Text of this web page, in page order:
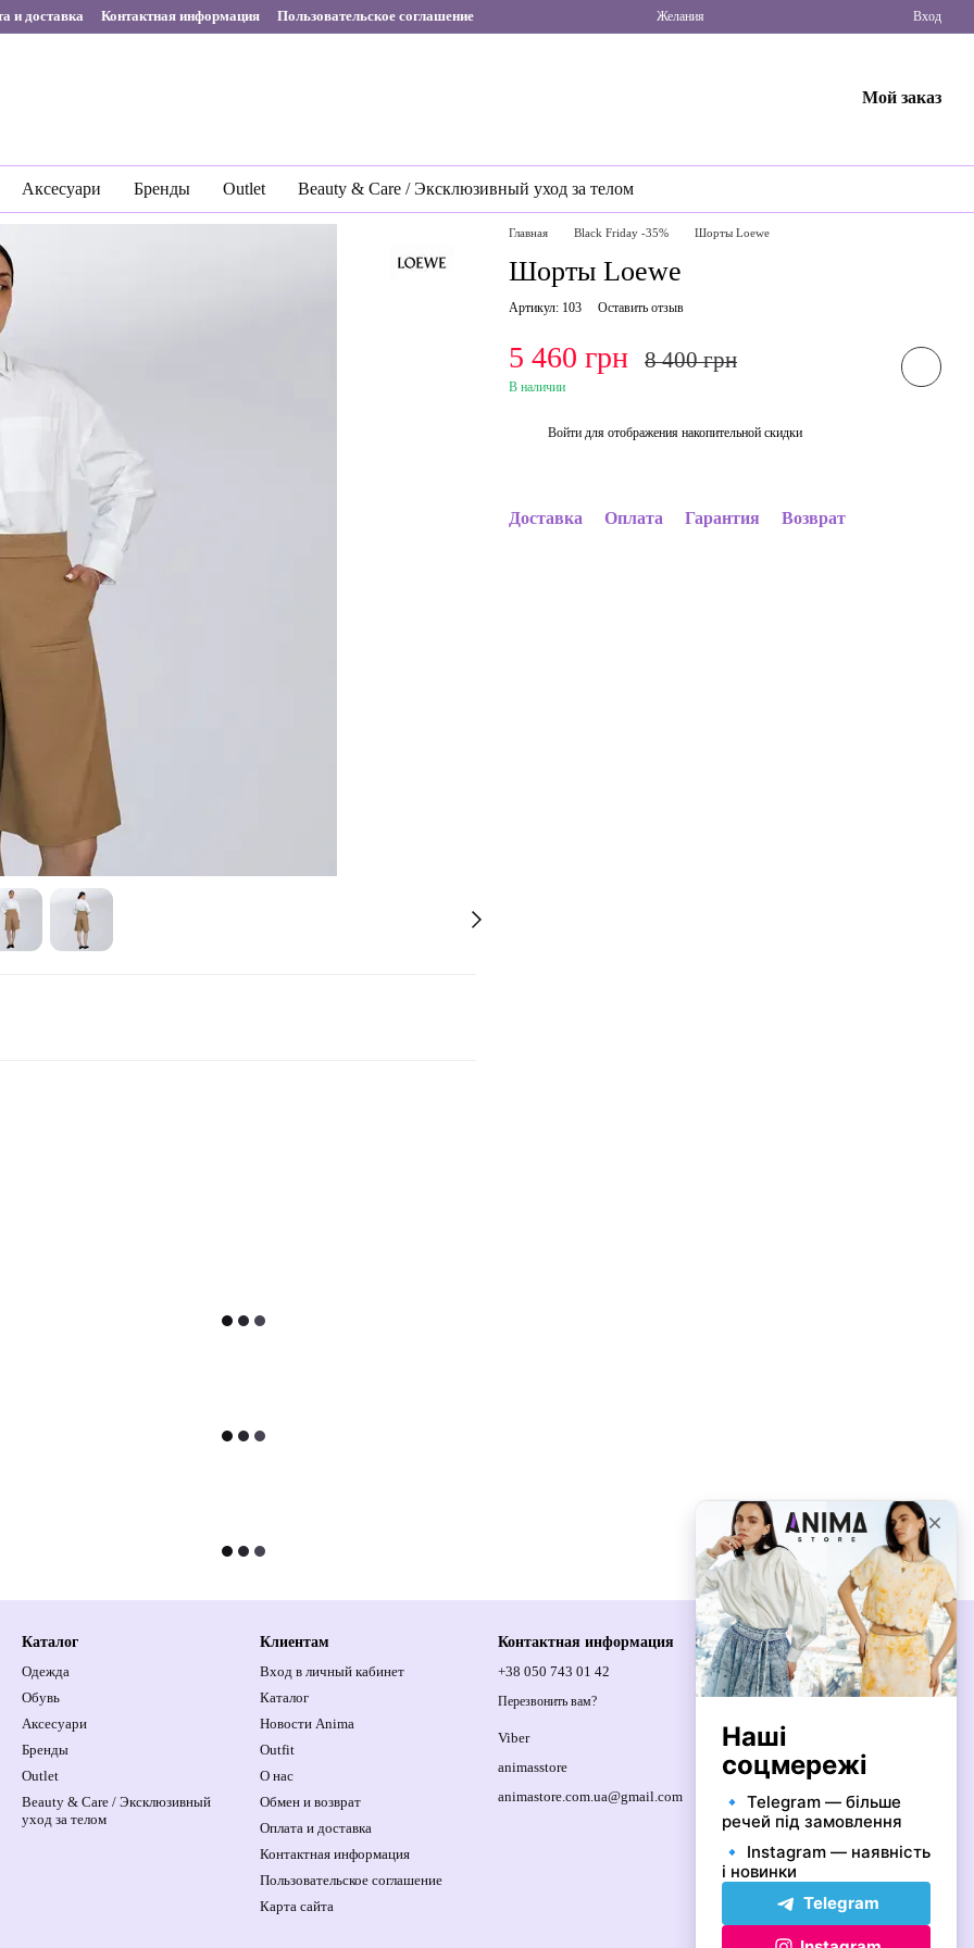
и доставка Контактная информация Пользовательское соглашение Желания Вход
Мой заказ
Аксесуари Бренды Outlet Beauty & Care / Эксклюзивный уход за телом
Главная Black Friday -35% Шорты Loewe
Шорты Loewe
Артикул: 103 Оставить отзыв
5 460 грн 8 400 грн
В наличии
Войти для отображения накопительной скидки
Доставка Оплата Гарантия Возврат
Каталог
Одежда
Обувь
Аксесуари
Бренды
Outlet
Beauty & Care / Эксклюзивный
уход за телом
Клиентам
Вход в личный кабинет
Каталог
Новости Anima
Outfit
О нас
Обмен и возврат
Оплата и доставка
Контактная информация
Пользовательское соглашение
Карта сайта
Контактная информация
+38 050 743 01 42
Перезвонить вам?
Viber
animasstore
animastore.com.ua@gmail.com
Спортивна площа, 1, м.Київ, 01021,
Україна